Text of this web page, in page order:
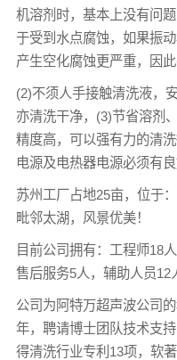
机溶剂时，基本上没有问
于受到水点腐蚀，如果振
产生空化腐蚀更严重，因
(2)不须人手接触清洗液，
亦清洗干净，(3)节省溶剂
精度高，可以强有力的清
电源及电热器电源必须有良
苏州工厂占地25亩，位于
毗邻太湖，风景优美！
目前公司拥有：工程师18
售后服务5人，辅助人员12
公司为阿特万超声波公司
年，聘请博士团队技术支
得清洗行业专利13项，软